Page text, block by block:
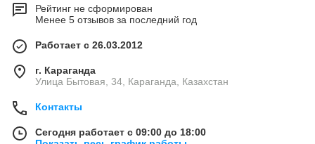
Рейтинг не сформирован
Менее 5 отзывов за последний год
Работает с 26.03.2012
г. Караганда
Улица Бытовая, 34, Караганда, Казахстан
Контакты
Сегодня работает с 09:00 до 18:00